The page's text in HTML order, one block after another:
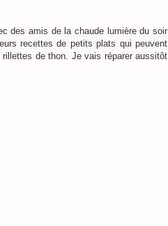
des amis de la chaude lumière du soir
recettes de petits plats qui peuvent
de thon. Je vais réparer aussitôt